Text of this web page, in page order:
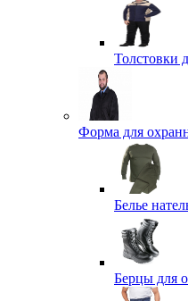
Толстовки
Форма для
Белье
Берцы для